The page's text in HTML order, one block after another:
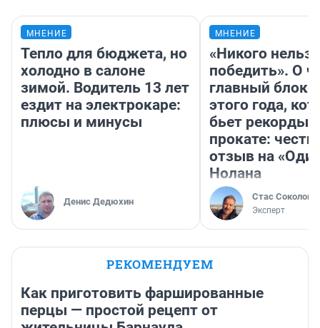
МНЕНИЕ
Тепло для бюджета, но
холодно в салоне
зимой. Водитель 13 лет
ездит на электрокаре:
плюсы и минусы
Денис Дедюхин
МНЕНИЕ
«Никого нельзя
победить». О
главный
этого года,
бьет рекорды в
прокате:
отзыв на
Нолана
Стас Соколов
Эксперт
РЕКОМЕНДУЕМ
Как приготовить фаршированные
перцы — простой рецепт от